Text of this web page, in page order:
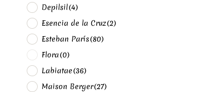
Depilsil(4)
Esencia de la Cruz(2)
Esteban París(80)
Flora(0)
Labiatae(36)
Maison Berger(27)